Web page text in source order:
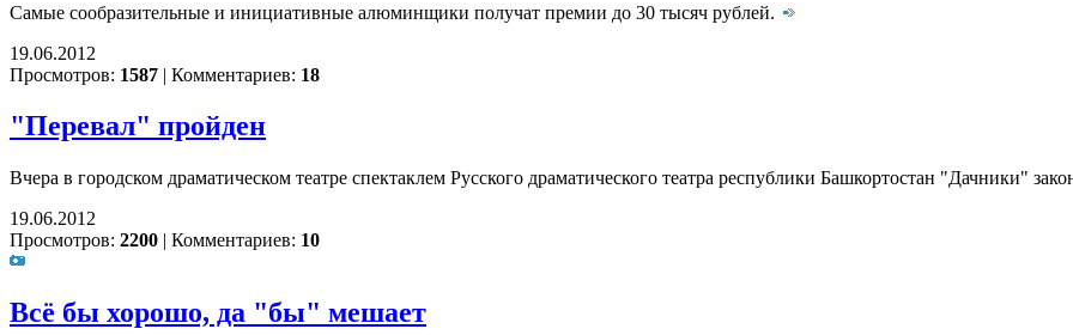
Самые сообразительные и инициативные алюминщики получат премии до 30 тысяч рублей.
19.06.2012
Просмотров: 1587 | Комментариев: 18
"Перевал" пройден
Вчера в городском драматическом театре спектаклем Русского драматического театра республики Башкортостан "Дачники"
19.06.2012
Просмотров: 2200 | Комментариев: 10
Всё бы хорошо, да "бы" мешает